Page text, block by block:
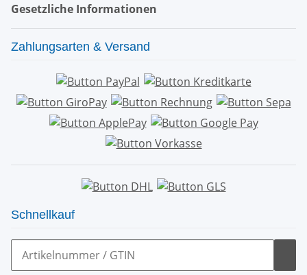
Gesetzliche Informationen
Zahlungsarten & Versand
Schnellkauf